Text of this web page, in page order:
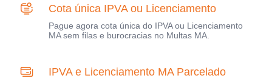
Cota única IPVA ou Licenciamento
Pague agora cota única do IPVA ou Licenciamento
MA sem filas e burocracias no Multas MA.
IPVA e Licenciamento MA Parcelado